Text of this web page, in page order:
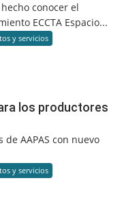
conocer el
ECCTA Espacio...
y servicios
los productores
AAPAS con nuevo
y servicios